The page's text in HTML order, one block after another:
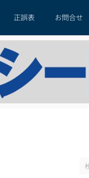
正誤表 お問合せ